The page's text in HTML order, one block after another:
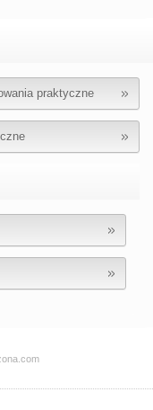
praktyczne